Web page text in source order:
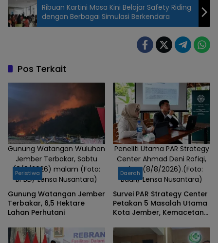
warga
Ribuan Kartini Masa Kini Belajar Safety Riding
dengan Berbagai Simulasi Berkendara
Pos Terkait
Gunung Watangan Wuluhan
Jember Terbakar, Sabtu
(8/8/2026) malam (Foto:
BPBD/ Lensa Nusantara)
Peristiwa
Gunung Watangan Jember
Terbakar, 6,5 Hektare
Lahan Perhutani
Peneliti Utama PAR Strategy
Center Ahmad Deni Rofiqi,
Sabtu (8/8/2026).(Foto:
Badri/ Lensa Nusantara)
Daerah
Survei PAR Strategy Center
Petakan 5 Masalah Utama
Kota Jember, Kemacetan